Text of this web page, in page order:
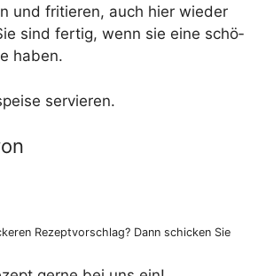
und fri­tie­ren, auch hier wie­der
sind fer­tig, wenn sie eine schö­
haben.
servieren.
Rezept­vor­schlag? Dann schi­cken Sie